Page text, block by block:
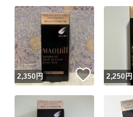
2,350円 いいね！
2,250円